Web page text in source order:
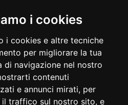
i cookies
i cookies e altre tecniche
per migliorare la tua
di navigazione nel nostro
contenuti
e annunci mirati, per
il traffico sul nostro sito, e
CARTA DI CREDITO
PAYPAL
CONTRASSEGNO
POSTEPAY